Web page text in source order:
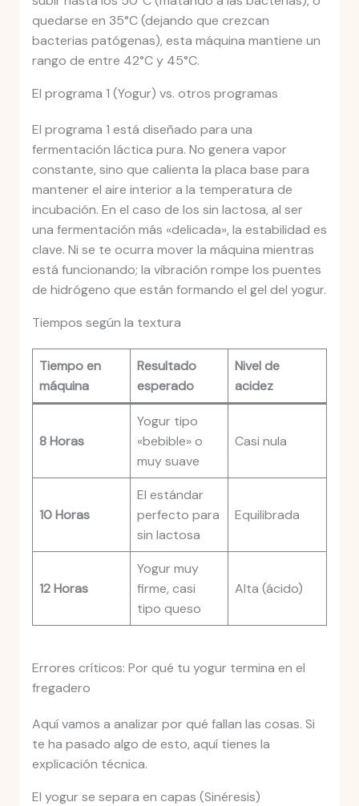
quedarse en 35°C (dejando que crezcan
bacterias patógenas), esta máquina mantiene un
rango de entre 42°C y 45°C.
El programa 1 (Yogur) vs. otros programas
El programa 1 está diseñado para una
fermentación láctica pura. No genera vapor
constante, sino que calienta la placa base para
mantener el aire interior a la temperatura de
incubación. En el caso de los sin lactosa, al ser
una fermentación más «delicada», la estabilidad es
clave. Ni se te ocurra mover la máquina mientras
está funcionando; la vibración rompe los puentes
de hidrógeno que están formando el gel del yogur.
Tiempos según la textura
Tiempo en
máquina
Resultado
esperado
Nivel de
acidez
8 Horas
Yogur tipo
«bebible» o
muy suave
Casi nula
10 Horas
El estándar
perfecto para
sin lactosa
Equilibrada
12 Horas
Yogur muy
firme, casi
tipo queso
Alta (ácido)
Errores críticos: Por qué tu yogur termina en el
fregadero
Aquí vamos a analizar por qué fallan las cosas. Si
te ha pasado algo de esto, aquí tienes la
explicación técnica.
El yogur se separa en capas (Sinéresis)